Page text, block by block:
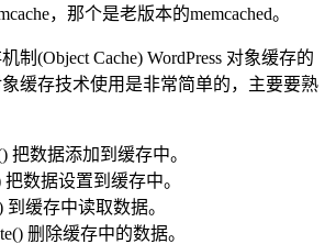
，那个是老版本的memcached。
制(Object Cache) WordPress 对象缓存的
象缓存技术使用是非常简单的，主要要熟
把数据添加到缓存中。
把数据设置到缓存中。
到缓存中读取数据。
删除缓存中的数据。